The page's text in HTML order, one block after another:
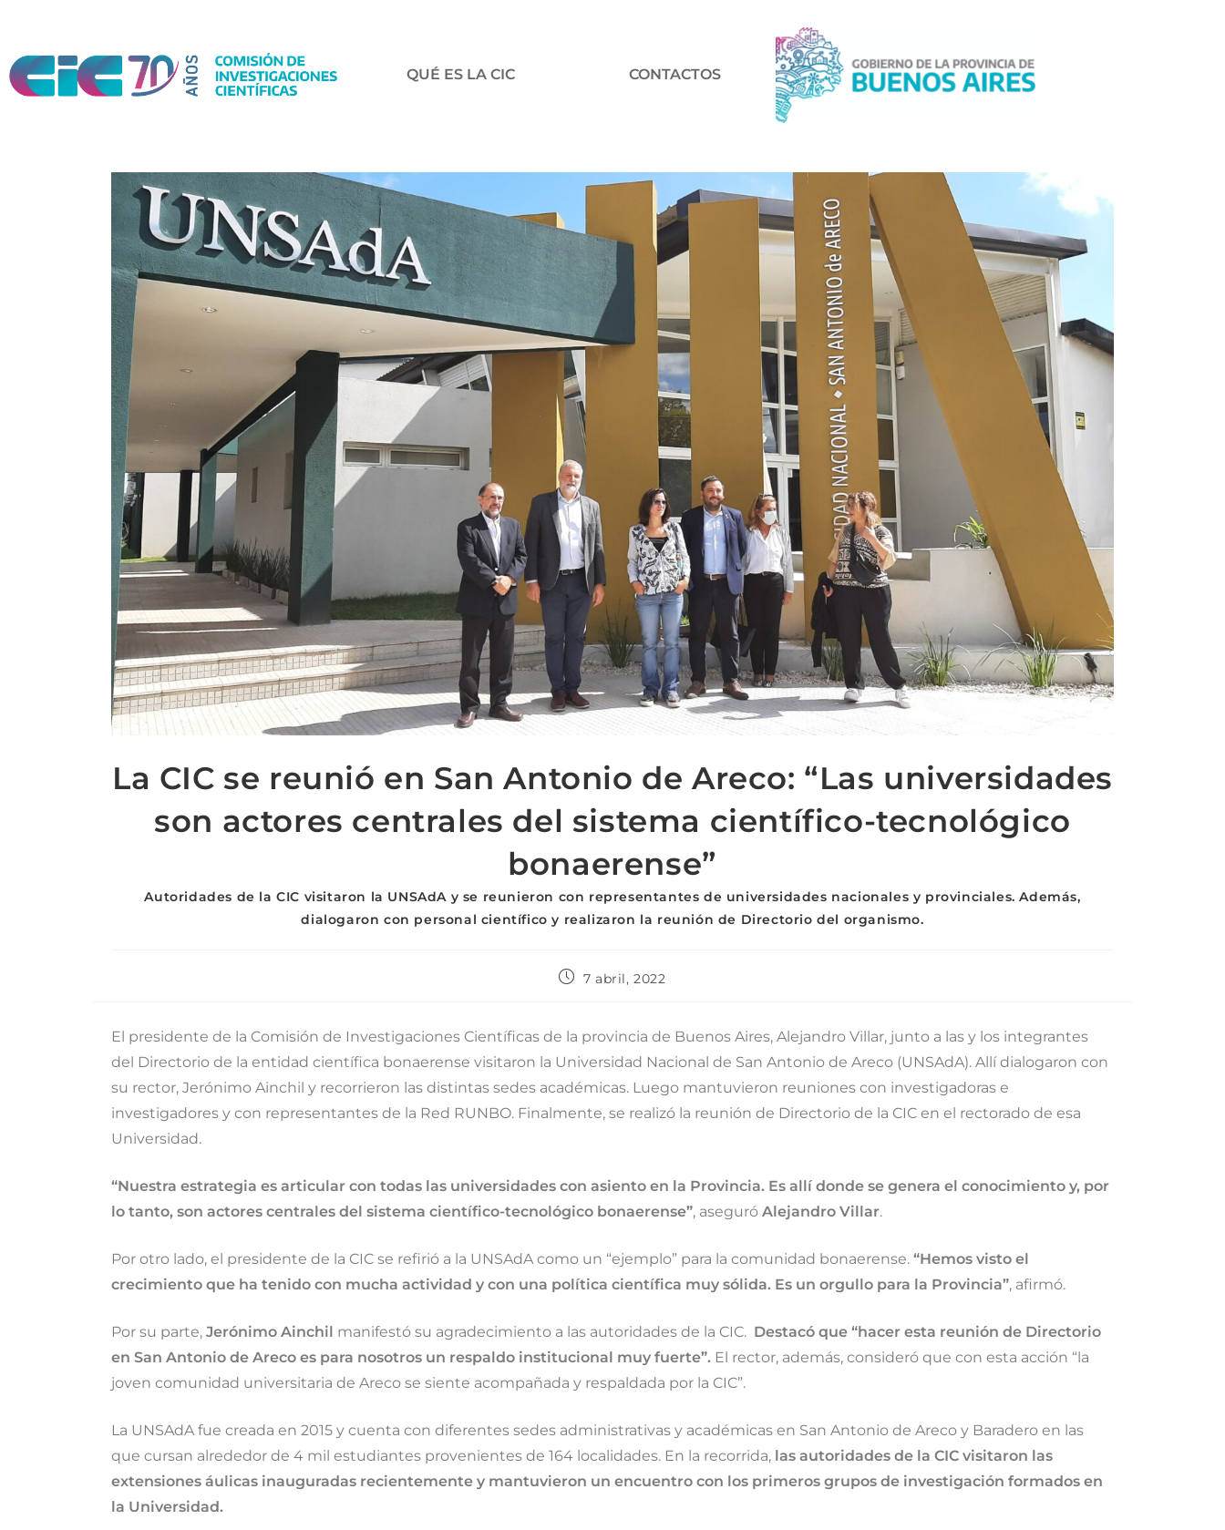
QUÉ ES LA CIC CONTACTOS
La CIC se reunió en San Antonio de Areco: “Las universidades
son actores centrales del sistema científico-tecnológico
bonaerense”
Autoridades de la CIC visitaron la UNSAdA y se reunieron con representantes de universidades nacionales y provinciales. Además,
dialogaron con personal científico y realizaron la reunión de Directorio del organismo.
7 abril, 2022
El presidente de la Comisión de Investigaciones Científicas de la provincia de Buenos Aires, Alejandro Villar, junto a las y los integrantes
del Directorio de la entidad científica bonaerense visitaron la Universidad Nacional de San Antonio de Areco (UNSAdA). Allí dialogaron con
su rector, Jerónimo Ainchil y recorrieron las distintas sedes académicas. Luego mantuvieron reuniones con investigadoras e
investigadores y con representantes de la Red RUNBO. Finalmente, se realizó la reunión de Directorio de la CIC en el rectorado de esa
Universidad.
“Nuestra estrategia es articular con todas las universidades con asiento en la Provincia. Es allí donde se genera el conocimiento y, por
lo tanto, son actores centrales del sistema científico-tecnológico bonaerense”, aseguró Alejandro Villar.
Por otro lado, el presidente de la CIC se refirió a la UNSAdA como un “ejemplo” para la comunidad bonaerense. “Hemos visto el
crecimiento que ha tenido con mucha actividad y con una política científica muy sólida. Es un orgullo para la Provincia”, afirmó.
Por su parte, Jerónimo Ainchil manifestó su agradecimiento a las autoridades de la CIC. Destacó que “hacer esta reunión de Directorio
en San Antonio de Areco es para nosotros un respaldo institucional muy fuerte”. El rector, además, consideró que con esta acción “la
joven comunidad universitaria de Areco se siente acompañada y respaldada por la CIC”.
La UNSAdA fue creada en 2015 y cuenta con diferentes sedes administrativas y académicas en San Antonio de Areco y Baradero en las
que cursan alrededor de 4 mil estudiantes provenientes de 164 localidades. En la recorrida, las autoridades de la CIC visitaron las
extensiones áulicas inauguradas recientemente y mantuvieron un encuentro con los primeros grupos de investigación formados en
la Universidad.